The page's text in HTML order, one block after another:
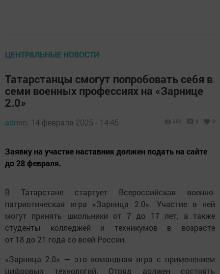
ЦЕНТРАЛЬНЫЕ НОВОСТИ
Татарстанцы смогут попробовать себя в
семи военных профессиях на «Зарнице
2.0»
admin, 14 февраля 2025 - 14:45 290 0 0
Заявку на участие наставник должен подать на сайте
до 28 февраля.
В Татарстане стартует Всероссийская военно-
патриотическая игра «Зарница 2.0». Участие в ней
могут принять школьники от 7 до 17 лет, а также
студенты колледжей и техникумов в возрасте
от 18 до 21 года со всей России.
«Зарница 2.0» — это командная игра с применением
цифровых технологий. Отряд должен состоять